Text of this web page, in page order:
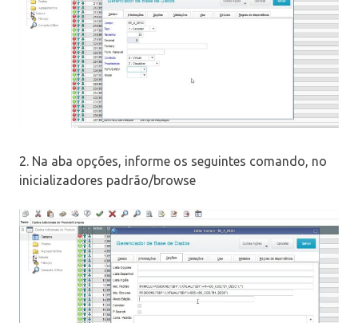
2. Na aba opções, informe os seguintes comando, no
inicializadores padrão/browse